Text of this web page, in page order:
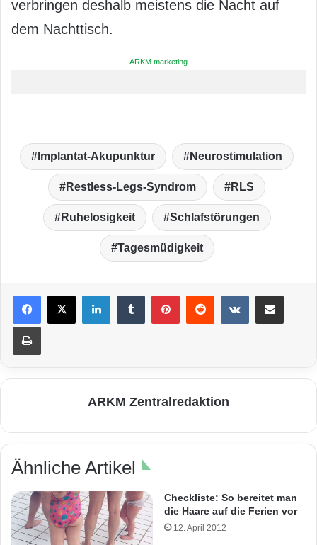
verbringen deshalb meistens die Nacht auf
dem Nachttisch.
ARKM.marketing
Implantat-Akupunktur Neurostimulation
Restless-Legs-Syndrom RLS
Ruhelosigkeit Schlafstörungen
Tagesmüdigkeit
LinkedIn VKontakte
Drucken
ARKM Zentralredaktion
Ähnliche Artikel
Checkliste: So bereitet man
die Haare auf die Ferien vor
12. April 2012